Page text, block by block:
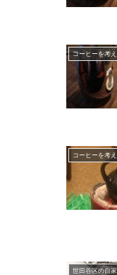
コーヒーを考
コーヒーを考
世田谷区の自